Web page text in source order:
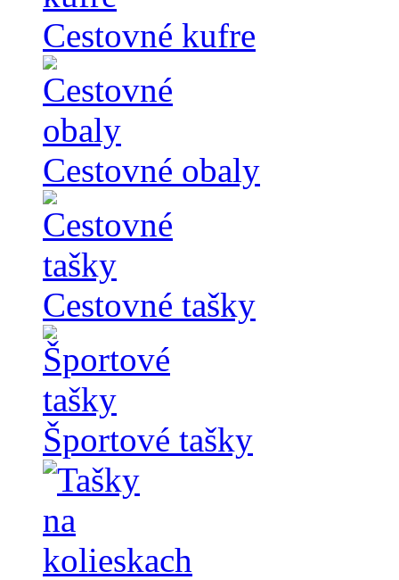
Cestovné kufre
Cestovné obaly
Cestovné tašky
Športové tašky